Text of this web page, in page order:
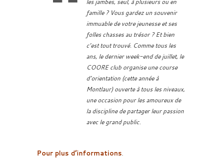
les jambes, seul, à plusieurs ou en
famille ? Vous gardez un souvenir
immuable de votre jeunesse et ses
folles chasses au trésor ? Et bien
c’est tout trouvé. Comme tous les
ans, le dernier week-end de juillet, le
COORE club organise une course
d’orientation (cette année à
Montlaur) ouverte à tous les niveaux,
une occasion pour les amoureux de
la discipline de partager leur passion
avec le grand public.
Pour plus d’informations.